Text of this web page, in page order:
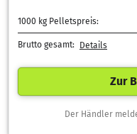
1000 kg Pelletspreis:
Brutto gesamt: Details
Zur
Der Händler